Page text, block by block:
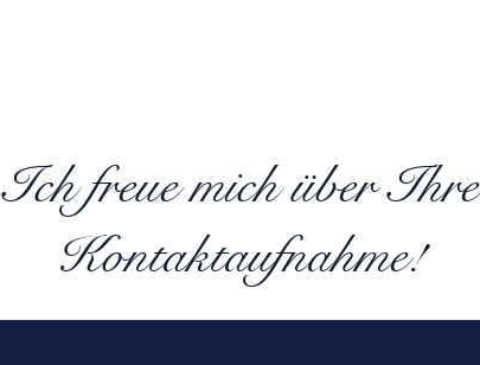
Ich freue mich über Ihre
Kontaktaufnahme!